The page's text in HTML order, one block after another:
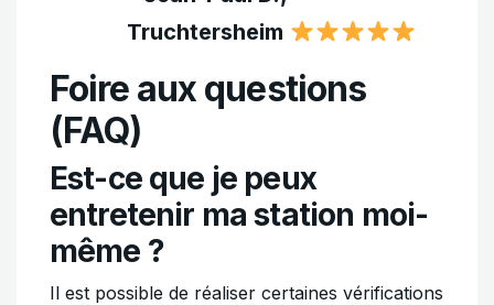
Truchtersheim
Foire aux questions
(FAQ)
Est-ce que je peux
entretenir ma station moi-
même ?
Il est possible de réaliser certaines vérifications